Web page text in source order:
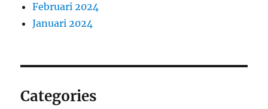
Februari 2024
Januari 2024
Categories